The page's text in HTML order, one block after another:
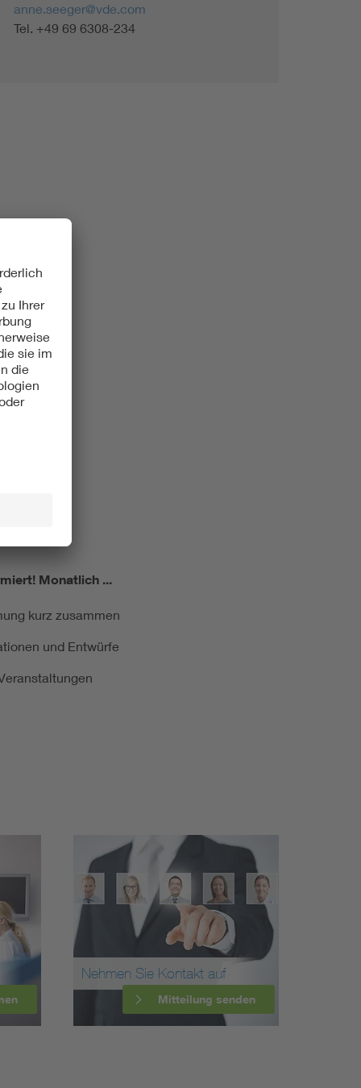
anne.seeger@vde.com
Tel. +49 69 6308-234
Monatlich ...
kurz zusammen
und Entwürfe
Nehmen Sie Kontakt auf
Mitteilung senden